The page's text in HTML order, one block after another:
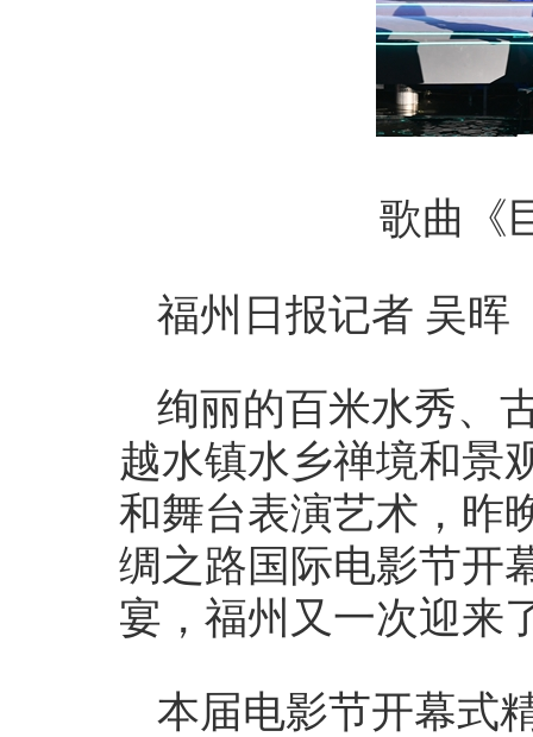
歌曲《
福州日报记者 吴晖
绚丽的百米水秀、
越水镇水乡禅境和景
和舞台表演艺术，
绸之路国际电影节开
宴，福州又一次迎来
本届电影节开幕式